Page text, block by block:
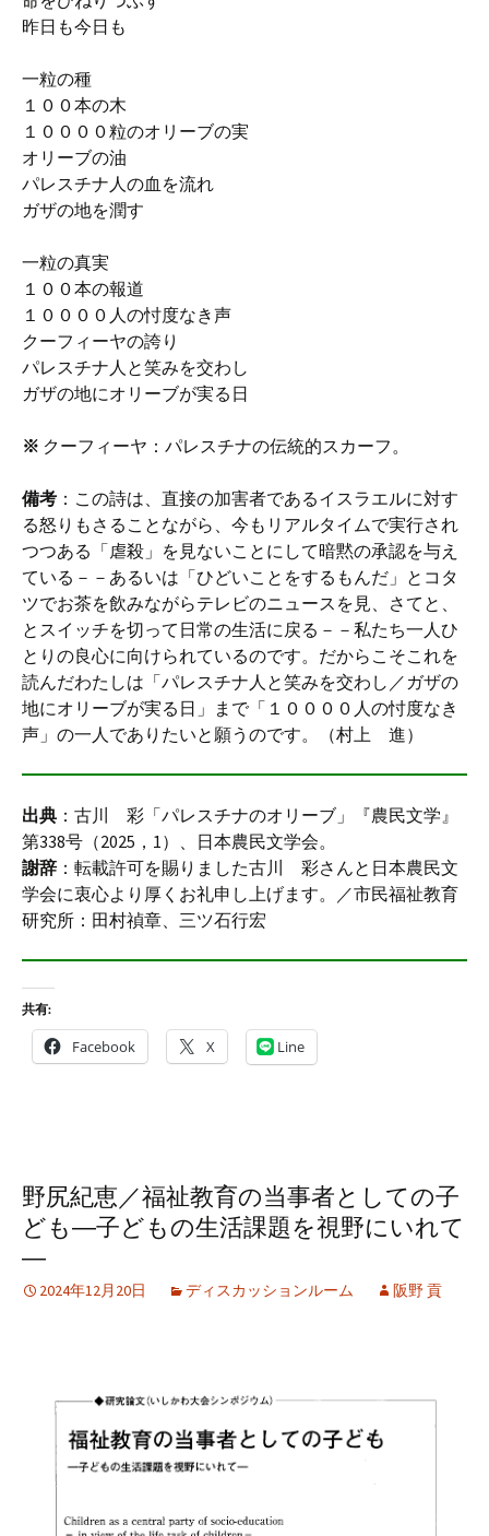
昨日も今日も
一粒の種
１００本の木
１００００粒のオリーブの実
オリーブの油
パレスチナ人の血を流れ
ガザの地を潤す
一粒の真実
１００本の報道
１００００人の忖度なき声
クーフィーヤの誇り
パレスチナ人と笑みを交わし
ガザの地にオリーブが実る日
※ クーフィーヤ：パレスチナの伝統的スカーフ。
備考 ：この詩は、直接の加害者であるイスラエルに対す
る怒りもさることながら、今もリアルタイムで実行され
つつある「虐殺」を見ないことにして暗黙の承認を与え
ている－－あるいは「ひどいことをするもんだ」とコタ
ツでお茶を飲みながらテレビのニュースを見、さてと、
とスイッチを切って日常の生活に戻る－－私たち一人ひ
とりの良心に向けられているのです。だからこそこれを
読んだわたしは「パレスチナ人と笑みを交わし／ガザの
地にオリーブが実る日」まで「１００００人の忖度なき
声」の一人でありたいと願うのです。（村上 進）
出典 ：古川 彩「パレスチナのオリーブ」『農民文学』
第338号（2025，1）、日本農民文学会。
謝辞 ：転載許可を賜りました古川 彩さんと日本農民文
学会に衷心より厚くお礼申し上げます。／市民福祉教育
研究所：田村禎章、三ツ石行宏
共有:
Facebook X Line
野尻紀恵／福祉教育の当事者としての子
ども―子どもの生活課題を視野にいれて
―
2024年12月20日 ディスカッションルーム 阪野 貢